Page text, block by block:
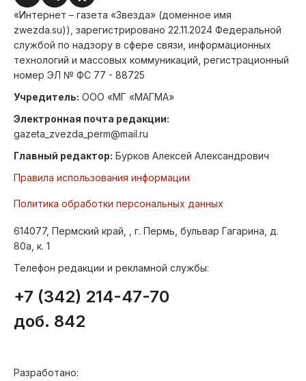
«Интернет – газета «Звезда» (доменное имя
zwezda.su)), зарегистрировано 22.11.2024 Федеральной
службой по надзору в сфере связи, информационных
технологий и массовых коммуникаций, регистрационный
номер ЭЛ № ФС 77 - 88725
Учредитель: ООО «МГ «МАГМА»
Электронная почта редакции:
gazeta_zvezda_perm@mail.ru
Главный редактор: Бурков Алексей Александрович
Правила использования информации
Политика обработки персональных данных
614077, Пермский край, , г. Пермь, бульвар Гагарина, д.
80а, к. 1
Телефон редакции и рекламной службы:
+7 (342) 214-47-70
доб. 842
Разработано: